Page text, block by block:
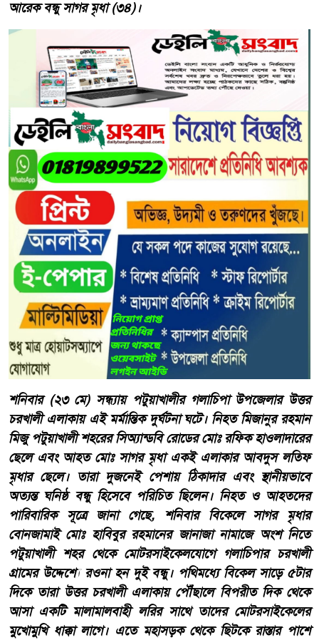
আরেক বন্ধু সাগর মৃধা (৩৪)।
শনিবার (২৩ মে) সন্ধ্যায় পটুয়াখালীর গলাচিপা উপজেলার উত্তর
চরখালী এলাকায় এই মর্মান্তিক দুর্ঘটনা ঘটে। নিহত মিজানুর রহমান
মিজু পটুয়াখালী শহরের সিঅ্যান্ডবি রোডের মোঃ রফিক হাওলাদারের
ছেলে এবং আহত মোঃ সাগর মৃধা একই এলাকার আবদুস লতিফ
মৃধার ছেলে। তারা দুজনেই পেশায় ঠিকাদার এবং স্থানীয়ভাবে
অত্যন্ত ঘনিষ্ঠ বন্ধু হিসেবে পরিচিত ছিলেন। নিহত ও আহতদের
পারিবারিক সূত্রে জানা গেছে, শনিবার বিকেলে সাগর মৃধার
বোনজামাই মোঃ হাবিবুর রহমানের জানাজা নামাজে অংশ নিতে
পটুয়াখালী শহর থেকে মোটরসাইকেলযোগে গলাচিপার চরখালী
গ্রামের উদ্দেশ্যে রওনা হন দুই বন্ধু। পথিমধ্যে বিকেল সাড়ে ৫টার
দিকে তারা উত্তর চরখালী এলাকায় পৌঁছালে বিপরীত দিক থেকে
আসা একটি মালামালবাহী লরির সাথে তাদের মোটরসাইকেলের
মুখোমুখি ধাক্কা লাগে। এতে মহাসড়ক থেকে ছিটকে রাস্তার পাশে